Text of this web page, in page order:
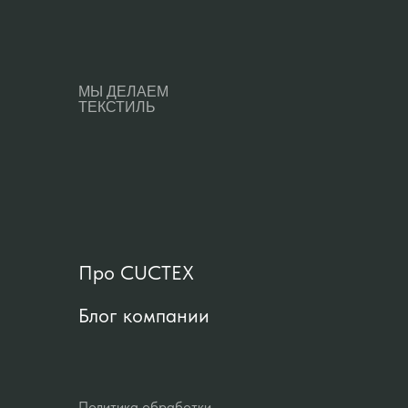
Про CUCTEX
Блог компании
МЫ ДЕЛАЕМ
ТЕКСТИЛЬ